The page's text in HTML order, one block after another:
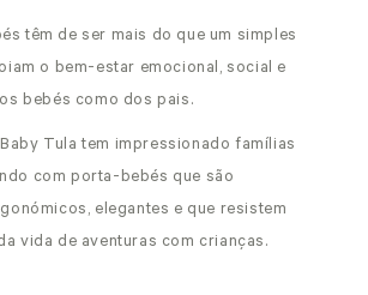
têm de ser mais do que um simples
o bem-estar emocional, social e
bebés como dos pais.
Tula tem impressionado famílias
com porta-bebés que são
elegantes e que resistem
vida de aventuras com crianças.